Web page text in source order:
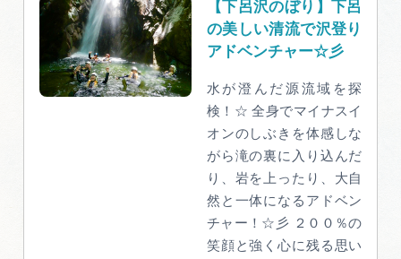
【下呂沢のぼり】下呂
の美しい清流で沢登り
アドベンチャー☆彡
水が澄んだ源流域を探
検！☆ 全身でマイナスイ
オンのしぶきを体感しな
がら滝の裏に入り込んだ
り、岩を上ったり、大自
然と一体になるアドベン
チャー！☆彡 ２００％の
笑顔と強く心に残る思い